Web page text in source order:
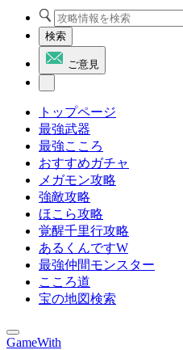
検索
ご意見
トップページ
最強武器
最強こころ
おすすめガチャ
メガモン攻略
強敵攻略
ほこら攻略
覚醒千里行攻略
あるくんですW
最強仲間モンスター
こころ道
宝の地図検索
GameWith